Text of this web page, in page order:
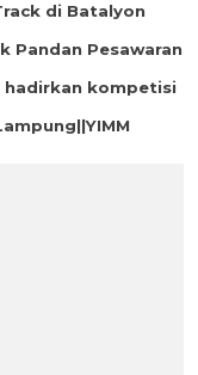
di Batalyon
Pandan Pesawaran
hadirkan kompetisi
||YIMM